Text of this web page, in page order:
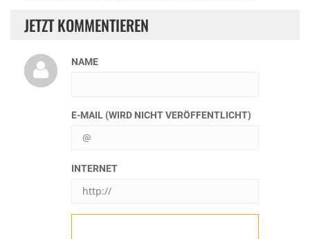
JETZT KOMMENTIEREN
NAME
E-MAIL (WIRD NICHT VERÖFFENTLICHT)
INTERNET